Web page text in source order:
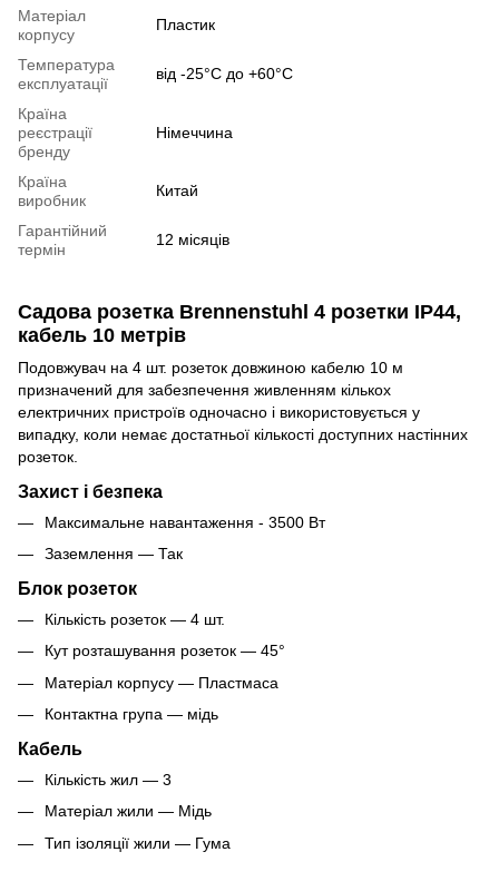
Матерiал
корпусу
Пластик
Температура
експлуатації
від -25°С до +60°С
Країна
реєстрації
бренду
Німеччина
Країна
виробник
Китай
Гарантійний
термін
12 місяців
Садова розетка Brennenstuhl 4 розетки IP44,
кабель 10 метрів
Подовжувач на 4 шт. розеток довжиною кабелю 10 м
призначений для забезпечення живленням кількох
електричних пристроїв одночасно і використовується у
випадку, коли немає достатньої кількості доступних настінних
розеток.
Захист і безпека
Максимальне навантаження - 3500 Вт
Заземлення — Так
Блок розеток
Кількість розеток — 4 шт.
Кут розташування розеток — 45°
Матеріал корпусу — Пластмаса
Контактна група — мідь
Кабель
Кількість жил — 3
Матеріал жили — Мідь
Тип ізоляції жили — Гума